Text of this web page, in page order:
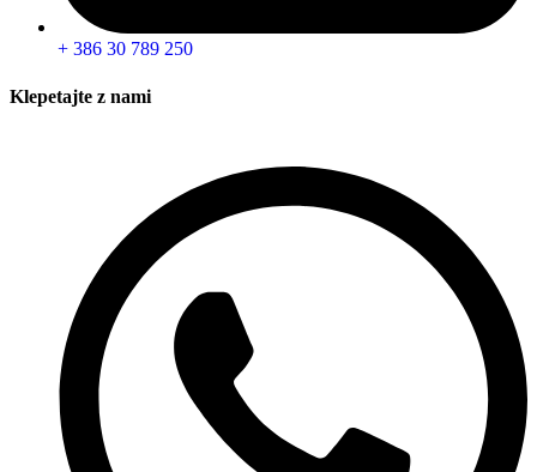
+ 386 30 789 250
Klepetajte z nami